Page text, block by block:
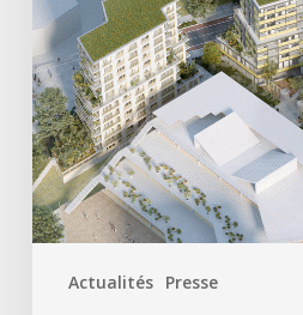
Actualités Presse
000
m2
de
programmes
mixtes
et
900
logements,